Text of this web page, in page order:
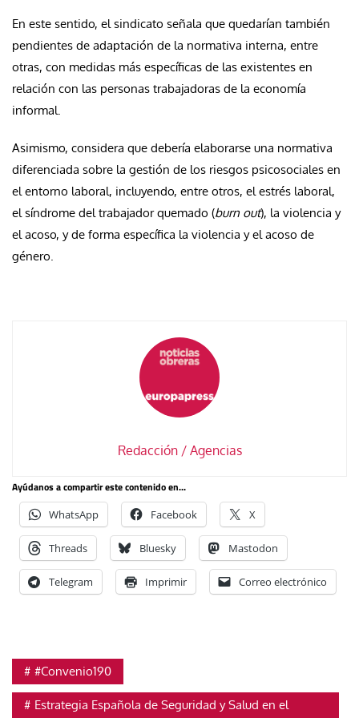
En este sentido, el sindicato señala que quedarían también
pendientes de adaptación de la normativa interna, entre
otras, con medidas más específicas de las existentes en
relación con las personas trabajadoras de la economía
informal.
Asimismo, considera que debería elaborarse una normativa
diferenciada sobre la gestión de los riesgos psicosociales en
el entorno laboral, incluyendo, entre otros, el estrés laboral,
el síndrome del trabajador quemado (burn out), la violencia y
el acoso, y de forma específica la violencia y el acoso de
género.
Redacción / Agencias
Ayúdanos a compartir este contenido en...
WhatsApp Facebook X
Threads Bluesky Mastodon
Telegram Imprimir Correo electrónico
#Convenio190
Estrategia Española de Seguridad y Salud en el